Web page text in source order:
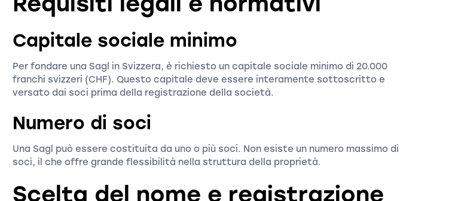
Capitale sociale minimo
Per fondare una Sagl in Svizzera, è richiesto un capitale sociale minimo di 20.000
franchi svizzeri (CHF). Questo capitale deve essere interamente sottoscritto e
versato dai soci prima della registrazione della società.
Numero di soci
Una Sagl può essere costituita da uno o più soci. Non esiste un numero massimo di
soci, il che offre grande flessibilità nella struttura della proprietà.
Scelta del nome e registrazione